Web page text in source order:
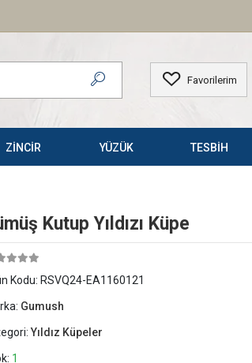
Favorilerim
ZİNCİR YÜZÜK TESBİH
Kutup Yıldızı Küpe
Kodu: RSVQ24-EA1160121
Gumush
Yıldız Küpeler
1